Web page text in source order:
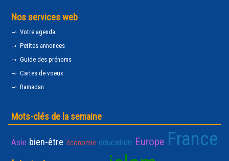
Nos services web
Votre agenda
Petites annonces
Guide des prénoms
Cartes de voeux
Ramadan
Mots-clés de la semaine
Asie bien-être économie éducation Europe France